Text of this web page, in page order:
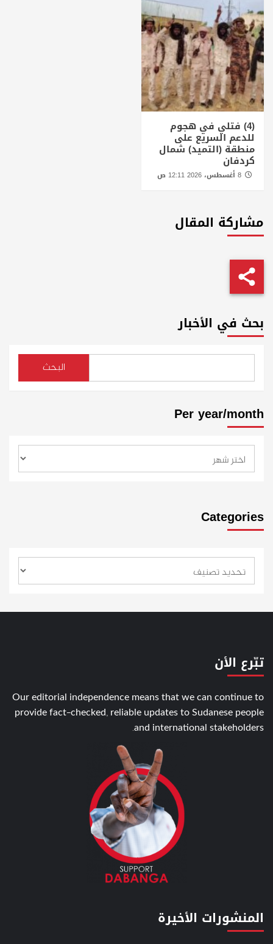
(4) فتلي في هجوم
للدعم السريع على
منطقة (التميد) شمال
كردفان
مشاركة المقال
بحث في الأخبار
البحث
Per year/month
Categories
تبّرع الأن
Our editorial independence means that we can continue to
provide fact-checked, reliable updates to Sudanese people
and international stakeholders.
المنشورات الأخيرة